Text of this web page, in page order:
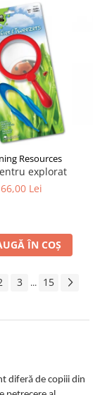
Resources
explorat
66,00 Lei
ÎN COȘ
3 ... 15
diferă de copiii din